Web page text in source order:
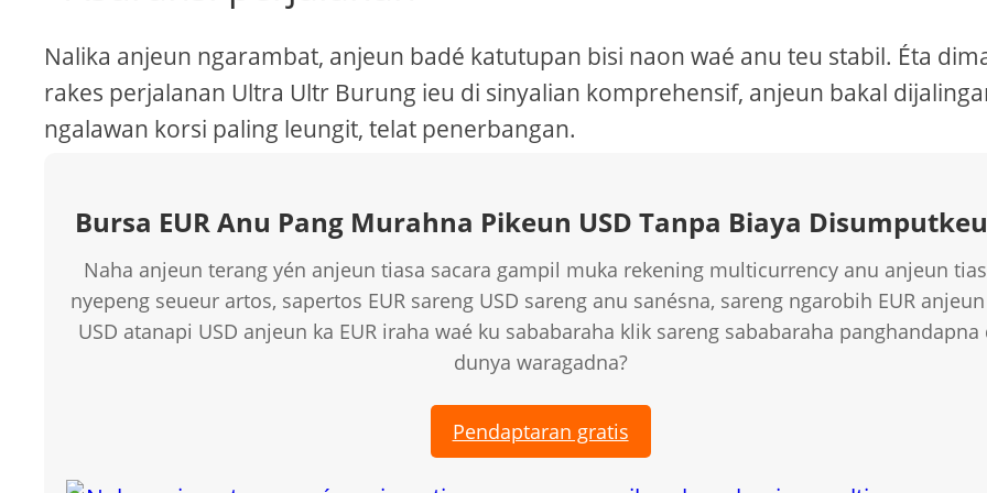
Nalika anjeun ngarambat, anjeun badé katutupan bisi naon waé anu teu stabil. Éta
rakes perjalanan Ultra Ultr Burung ieu di sinyalian komprehensif, anjeun bakal
ngalawan korsi paling leungit, telat penerbangan.
Bursa EUR Anu Pang Murahna Pikeun USD Tanpa Biaya
Naha anjeun terang yén anjeun tiasa sacara gampil muka rekening multicurrency anu anjeun
nyepeng seueur artos, sapertos EUR sareng USD sareng anu sanésna, sareng ngarobih EUR
USD atanapi USD anjeun ka EUR iraha waé ku sababaraha klik sareng sababaraha panghandapna
dunya waragadna?
Pendaptaran gratis